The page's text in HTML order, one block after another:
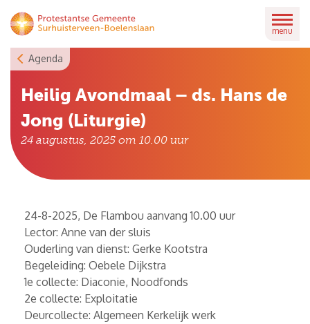
Skip
to
menu
Agenda
Heilig Avondmaal – ds. Hans de
Jong (Liturgie)
24 augustus, 2025 om 10.00 uur
24-8-2025, De Flambou aanvang 10.00 uur
Lector: Anne van der sluis
Ouderling van dienst: Gerke Kootstra
Begeleiding: Oebele Dijkstra
1e collecte: Diaconie, Noodfonds
2e collecte: Exploitatie
Deurcollecte: Algemeen Kerkelijk werk